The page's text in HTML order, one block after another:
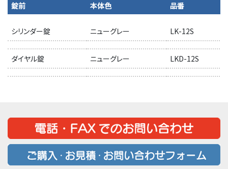
錠前 本体色 品番
シリンダー錠 ニューグレー LK-12S
ダイヤル錠 ニューグレー LKD-12S